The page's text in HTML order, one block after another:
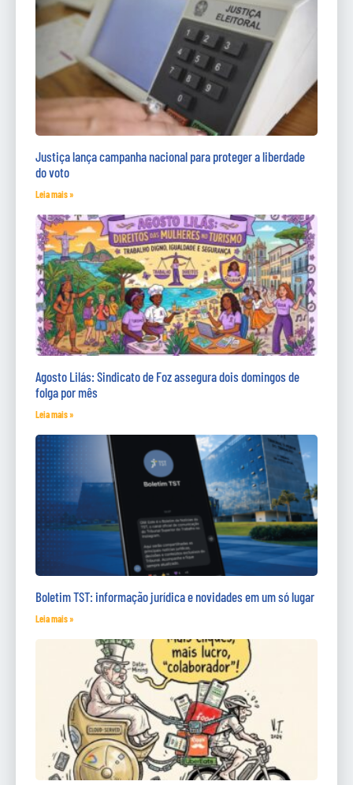
Justiça lança campanha nacional para proteger a liberdade
do voto
Leia mais »
Agosto Lilás: Sindicato de Foz assegura dois domingos de
folga por mês
Leia mais »
Boletim TST: informação jurídica e novidades em um só lugar
Leia mais »